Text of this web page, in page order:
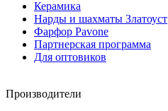
Керамика
Нарды и шахматы Златоуст
Фарфор Pavone
Партнерская программа
Для оптовиков
Производители